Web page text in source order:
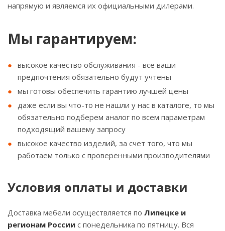
напрямую и являемся их официальными дилерами.
Мы гарантируем:
высокое качество обслуживания - все ваши
предпочтения обязательно будут учтены
мы готовы обеспечить гарантию лучшей цены
даже если вы что-то не нашли у нас в каталоге, то мы
обязательно подберем аналог по всем параметрам
подходящий вашему запросу
высокое качество изделий, за счет того, что мы
работаем только с проверенными производителями
Условия оплаты и доставки
Доставка мебели осуществляется по Липецке и
регионам России с понедельника по пятницу. Вся